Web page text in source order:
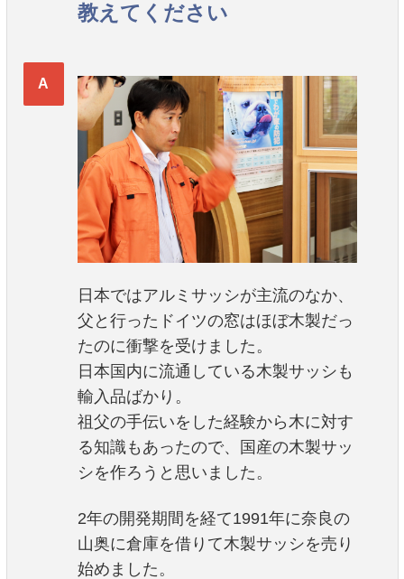
教えてください
日本ではアルミサッシが主流のなか、
父と行ったドイツの窓はほぼ木製だっ
たのに衝撃を受けました。
日本国内に流通している木製サッシも
輸入品ばかり。
祖父の手伝いをした経験から木に対す
る知識もあったので、国産の木製サッ
シを作ろうと思いました。
2年の開発期間を経て1991年に奈良の
山奥に倉庫を借りて木製サッシを売り
始めました。